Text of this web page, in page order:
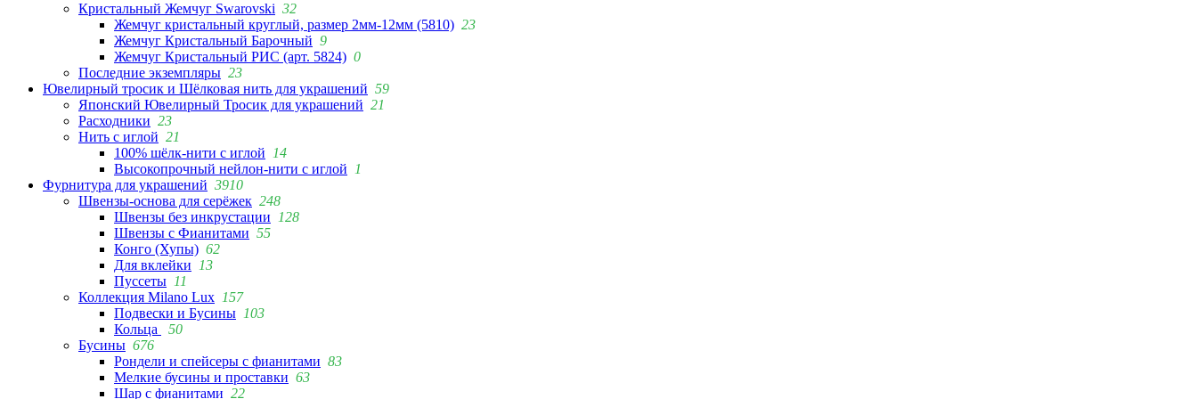
Кристальный Жемчуг Swarovski 32
Жемчуг кристальный круглый, размер 2мм-12мм (5810) 23
Жемчуг Кристальный Барочный 9
Жемчуг Кристальный РИС (арт. 5824) 0
Последние экземпляры 23
Ювелирный тросик и Шёлковая нить для украшений 59
Японский Ювелирный Тросик для украшений 21
Расходники 23
Нить с иглой 21
100% шёлк-нити с иглой
14
Высокопрочный нейлон-нити с иглой
1
Фурнитура для украшений 3910
Швензы-основа для серёжек 248
Швензы без инкрустации
128
Швензы с Фианитами 55
Конго (Хупы) 62
Для вклейки
13
Пуссеты 11
Коллекция Milano Lux 157
Подвески и Бусины 103
Кольца
50
Бусины 676
Рондели и спейсеры с фианитами 83
Мелкие бусины и проставки 63
Шар с фианитами 22